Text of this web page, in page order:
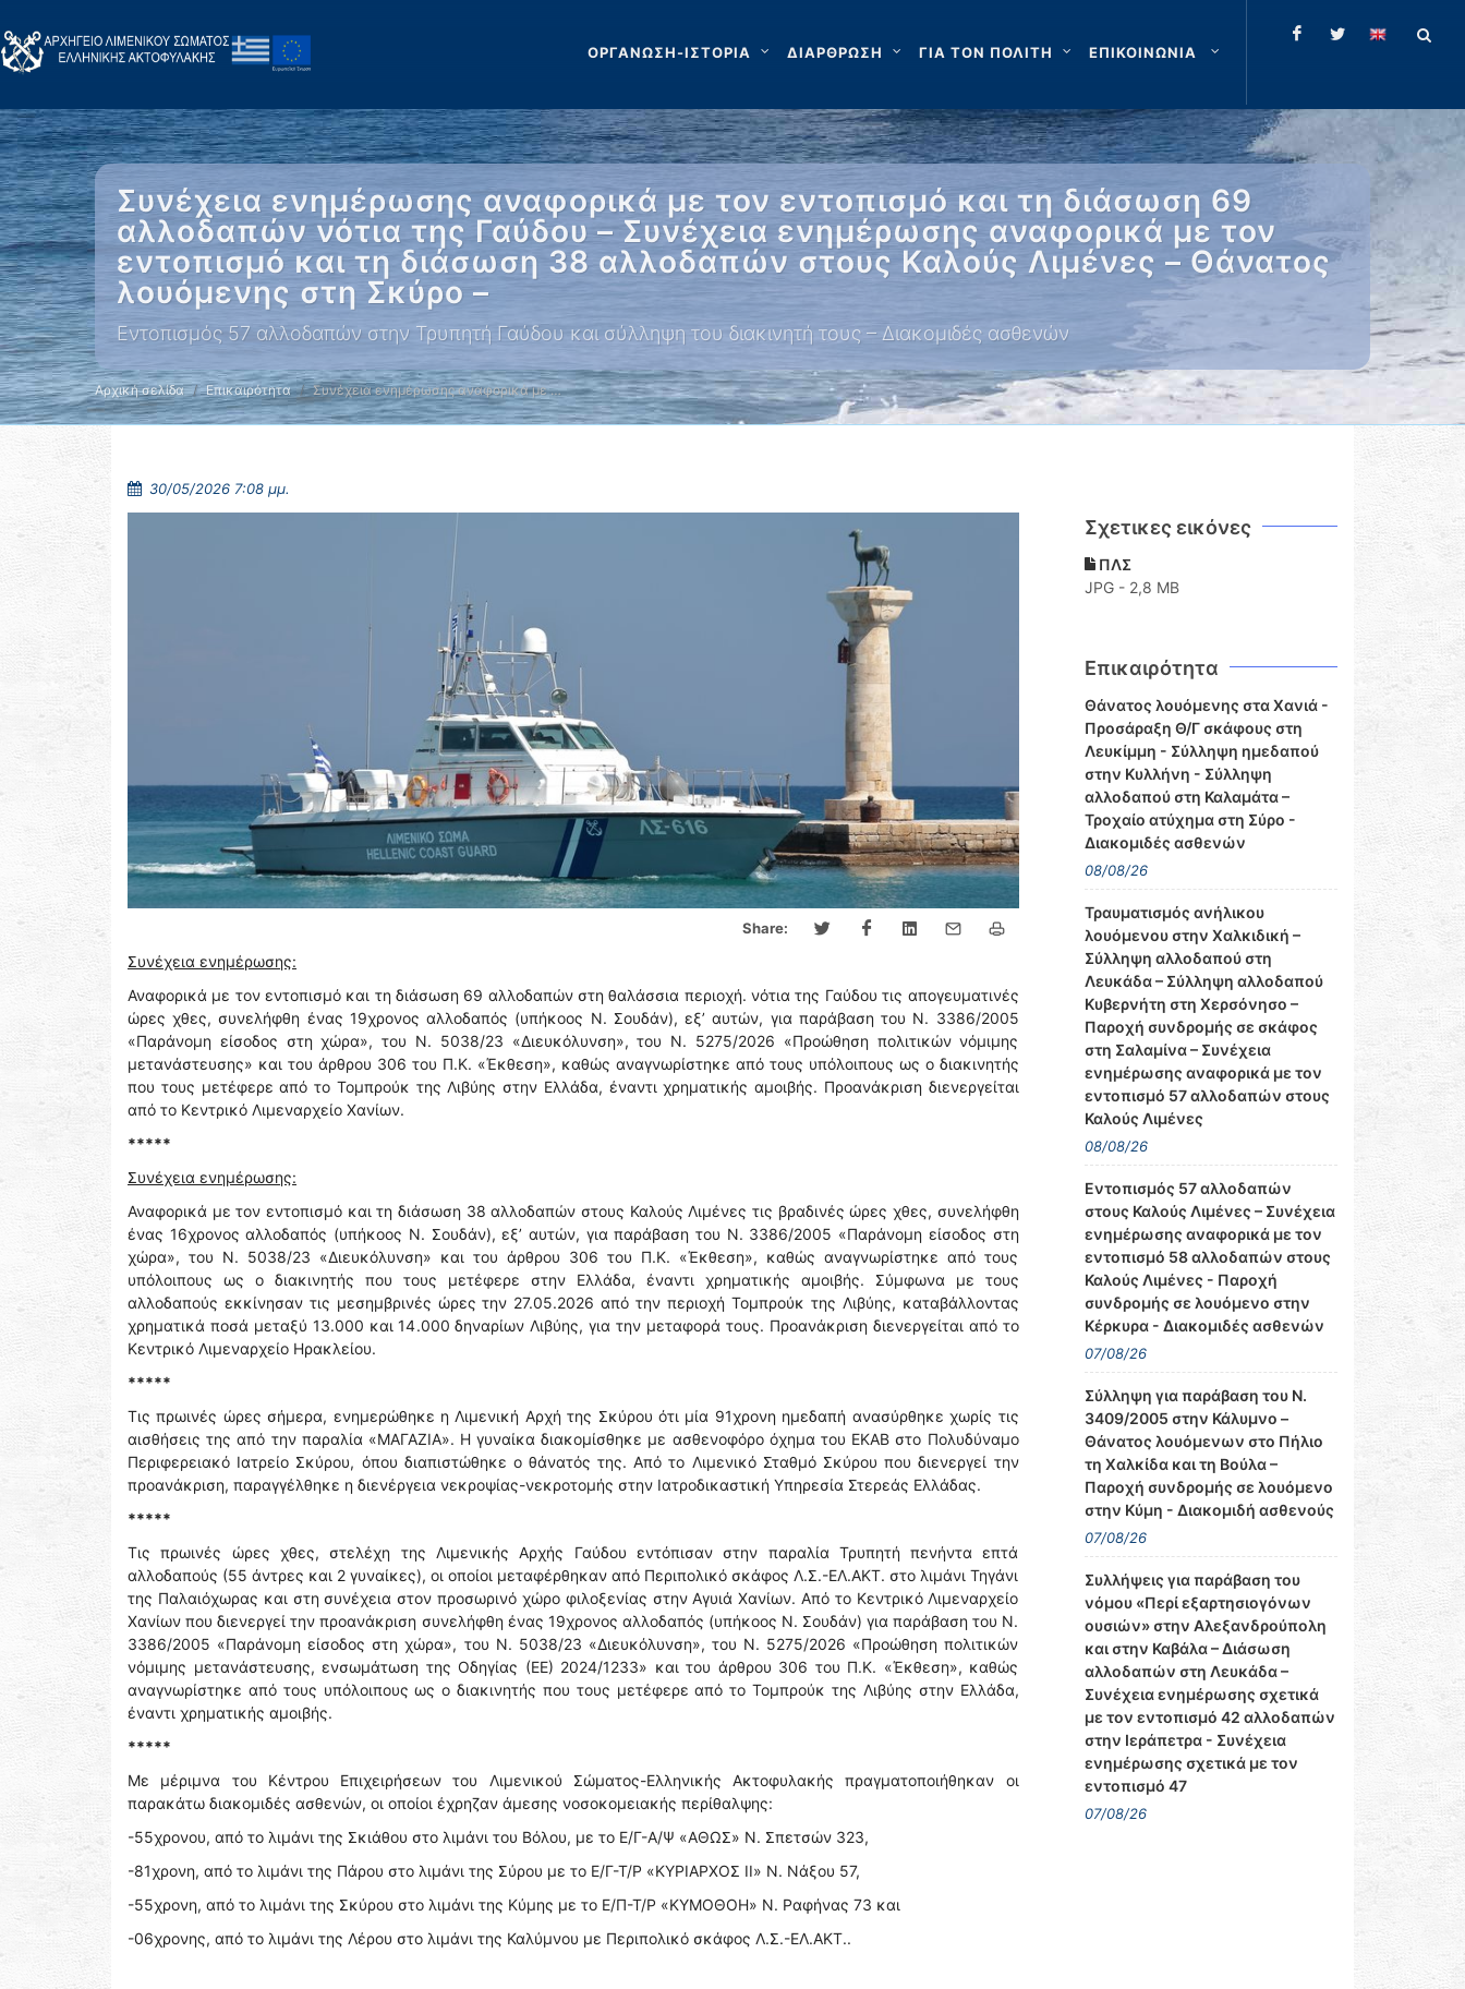
ΟΡΓΑΝΩΣΗ-ΙΣΤΟΡΙΑ ΔΙΑΡΘΡΩΣΗ ΓΙΑ ΤΟΝ ΠΟΛΙΤΗ ΕΠΙΚΟΙΝΩΝΙΑ
Συνέχεια ενημέρωσης αναφορικά με τον εντοπισμό και τη διάσωση 69
αλλοδαπών νότια της Γαύδου – Συνέχεια ενημέρωσης αναφορικά με τον
εντοπισμό και τη διάσωση 38 αλλοδαπών στους Καλούς Λιμένες – Θάνατος
λουόμενης στη Σκύρο –
Εντοπισμός 57 αλλοδαπών στην Τρυπητή Γαύδου και σύλληψη του διακινητή τους – Διακομιδές ασθενών
Αρχική σελίδα Επικαιρότητα Συνέχεια ενημέρωσης αναφορικά με …
30/05/2026 7:08 μμ.
Share:
Συνέχεια ενημέρωσης:
Αναφορικά με τον εντοπισμό και τη διάσωση 69 αλλοδαπών στη θαλάσσια περιοχή. νότια της Γαύδου τις απογευματινές
ώρες χθες, συνελήφθη ένας 19χρονος αλλοδαπός (υπήκοος Ν. Σουδάν), εξ’ αυτών, για παράβαση του Ν. 3386/2005
«Παράνομη είσοδος στη χώρα», του Ν. 5038/23 «Διευκόλυνση», του Ν. 5275/2026 «Προώθηση πολιτικών νόμιμης
μετανάστευσης» και του άρθρου 306 του Π.Κ. «Έκθεση», καθώς αναγνωρίστηκε από τους υπόλοιπους ως ο διακινητής
που τους μετέφερε από το Τομπρούκ της Λιβύης στην Ελλάδα, έναντι χρηματικής αμοιβής. Προανάκριση διενεργείται
από το Κεντρικό Λιμεναρχείο Χανίων.
*****
Συνέχεια ενημέρωσης:
Αναφορικά με τον εντοπισμό και τη διάσωση 38 αλλοδαπών στους Καλούς Λιμένες τις βραδινές ώρες χθες, συνελήφθη
ένας 16χρονος αλλοδαπός (υπήκοος Ν. Σουδάν), εξ’ αυτών, για παράβαση του Ν. 3386/2005 «Παράνομη είσοδος στη
χώρα», του Ν. 5038/23 «Διευκόλυνση» και του άρθρου 306 του Π.Κ. «Έκθεση», καθώς αναγνωρίστηκε από τους
υπόλοιπους ως ο διακινητής που τους μετέφερε στην Ελλάδα, έναντι χρηματικής αμοιβής. Σύμφωνα με τους
αλλοδαπούς εκκίνησαν τις μεσημβρινές ώρες την 27.05.2026 από την περιοχή Τομπρούκ της Λιβύης, καταβάλλοντας
χρηματικά ποσά μεταξύ 13.000 και 14.000 δηναρίων Λιβύης, για την μεταφορά τους. Προανάκριση διενεργείται από το
Κεντρικό Λιμεναρχείο Ηρακλείου.
*****
Τις πρωινές ώρες σήμερα, ενημερώθηκε η Λιμενική Αρχή της Σκύρου ότι μία 91χρονη ημεδαπή ανασύρθηκε χωρίς τις
αισθήσεις της από την παραλία «ΜΑΓΑΖΙΑ». Η γυναίκα διακομίσθηκε με ασθενοφόρο όχημα του ΕΚΑΒ στο Πολυδύναμο
Περιφερειακό Ιατρείο Σκύρου, όπου διαπιστώθηκε ο θάνατός της. Από το Λιμενικό Σταθμό Σκύρου που διενεργεί την
προανάκριση, παραγγέλθηκε η διενέργεια νεκροψίας-νεκροτομής στην Ιατροδικαστική Υπηρεσία Στερεάς Ελλάδας.
*****
Τις πρωινές ώρες χθες, στελέχη της Λιμενικής Αρχής Γαύδου εντόπισαν στην παραλία Τρυπητή πενήντα επτά
αλλοδαπούς (55 άντρες και 2 γυναίκες), οι οποίοι μεταφέρθηκαν από Περιπολικό σκάφος Λ.Σ.-ΕΛ.ΑΚΤ. στο λιμάνι Τηγάνι
της Παλαιόχωρας και στη συνέχεια στον προσωρινό χώρο φιλοξενίας στην Αγυιά Χανίων. Από το Κεντρικό Λιμεναρχείο
Χανίων που διενεργεί την προανάκριση συνελήφθη ένας 19χρονος αλλοδαπός (υπήκοος Ν. Σουδάν) για παράβαση του Ν.
3386/2005 «Παράνομη είσοδος στη χώρα», του Ν. 5038/23 «Διευκόλυνση», του Ν. 5275/2026 «Προώθηση πολιτικών
νόμιμης μετανάστευσης, ενσωμάτωση της Οδηγίας (ΕΕ) 2024/1233» και του άρθρου 306 του Π.Κ. «Έκθεση», καθώς
αναγνωρίστηκε από τους υπόλοιπους ως ο διακινητής που τους μετέφερε από το Τομπρούκ της Λιβύης στην Ελλάδα,
έναντι χρηματικής αμοιβής.
*****
Με μέριμνα του Κέντρου Επιχειρήσεων του Λιμενικού Σώματος-Ελληνικής Ακτοφυλακής πραγματοποιήθηκαν οι
παρακάτω διακομιδές ασθενών, οι οποίοι έχρηζαν άμεσης νοσοκομειακής περίθαλψης:
-55χρονου, από το λιμάνι της Σκιάθου στο λιμάνι του Βόλου, με το Ε/Γ-Α/Ψ «ΑΘΩΣ» Ν. Σπετσών 323,
-81χρονη, από το λιμάνι της Πάρου στο λιμάνι της Σύρου με το Ε/Γ-Τ/Ρ «ΚΥΡΙΑΡΧΟΣ ΙΙ» Ν. Νάξου 57,
-55χρονη, από το λιμάνι της Σκύρου στο λιμάνι της Κύμης με το Ε/Π-Τ/Ρ «ΚΥΜΟΘΟΗ» Ν. Ραφήνας 73 και
-06χρονης, από το λιμάνι της Λέρου στο λιμάνι της Καλύμνου με Περιπολικό σκάφος Λ.Σ.-ΕΛ.ΑΚΤ..
Σχετικες εικόνες
ΠΛΣ
JPG - 2,8 MB
Επικαιρότητα
Θάνατος λουόμενης στα Χανιά -
Προσάραξη Θ/Γ σκάφους στη
Λευκίμμη - Σύλληψη ημεδαπού
στην Κυλλήνη - Σύλληψη
αλλοδαπού στη Καλαμάτα –
Τροχαίο ατύχημα στη Σύρο -
Διακομιδές ασθενών
08/08/26
Τραυματισμός ανήλικου
λουόμενου στην Χαλκιδική –
Σύλληψη αλλοδαπού στη
Λευκάδα – Σύλληψη αλλοδαπού
Κυβερνήτη στη Χερσόνησο –
Παροχή συνδρομής σε σκάφος
στη Σαλαμίνα – Συνέχεια
ενημέρωσης αναφορικά με τον
εντοπισμό 57 αλλοδαπών στους
Καλούς Λιμένες
08/08/26
Εντοπισμός 57 αλλοδαπών
στους Καλούς Λιμένες – Συνέχεια
ενημέρωσης αναφορικά με τον
εντοπισμό 58 αλλοδαπών στους
Καλούς Λιμένες - Παροχή
συνδρομής σε λουόμενο στην
Κέρκυρα - Διακομιδές ασθενών
07/08/26
Σύλληψη για παράβαση του Ν.
3409/2005 στην Κάλυμνο –
Θάνατος λουόμενων στο Πήλιο
τη Χαλκίδα και τη Βούλα –
Παροχή συνδρομής σε λουόμενο
στην Κύμη - Διακομιδή ασθενούς
07/08/26
Συλλήψεις για παράβαση του
νόμου «Περί εξαρτησιογόνων
ουσιών» στην Αλεξανδρούπολη
και στην Καβάλα – Διάσωση
αλλοδαπών στη Λευκάδα –
Συνέχεια ενημέρωσης σχετικά
με τον εντοπισμό 42 αλλοδαπών
στην Ιεράπετρα - Συνέχεια
ενημέρωσης σχετικά με τον
εντοπισμό 47
07/08/26